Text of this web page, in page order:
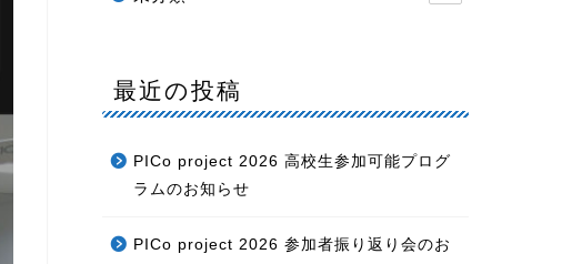
最近の投稿
PICo project 2026 高校生参加可能プログ
ラムのお知らせ
PICo project 2026 参加者振り返り会のお